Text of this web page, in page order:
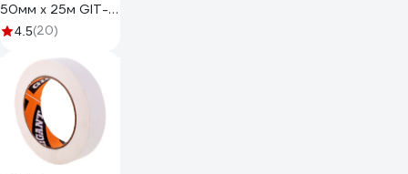
50мм x 25м GIT-
274.5(20)